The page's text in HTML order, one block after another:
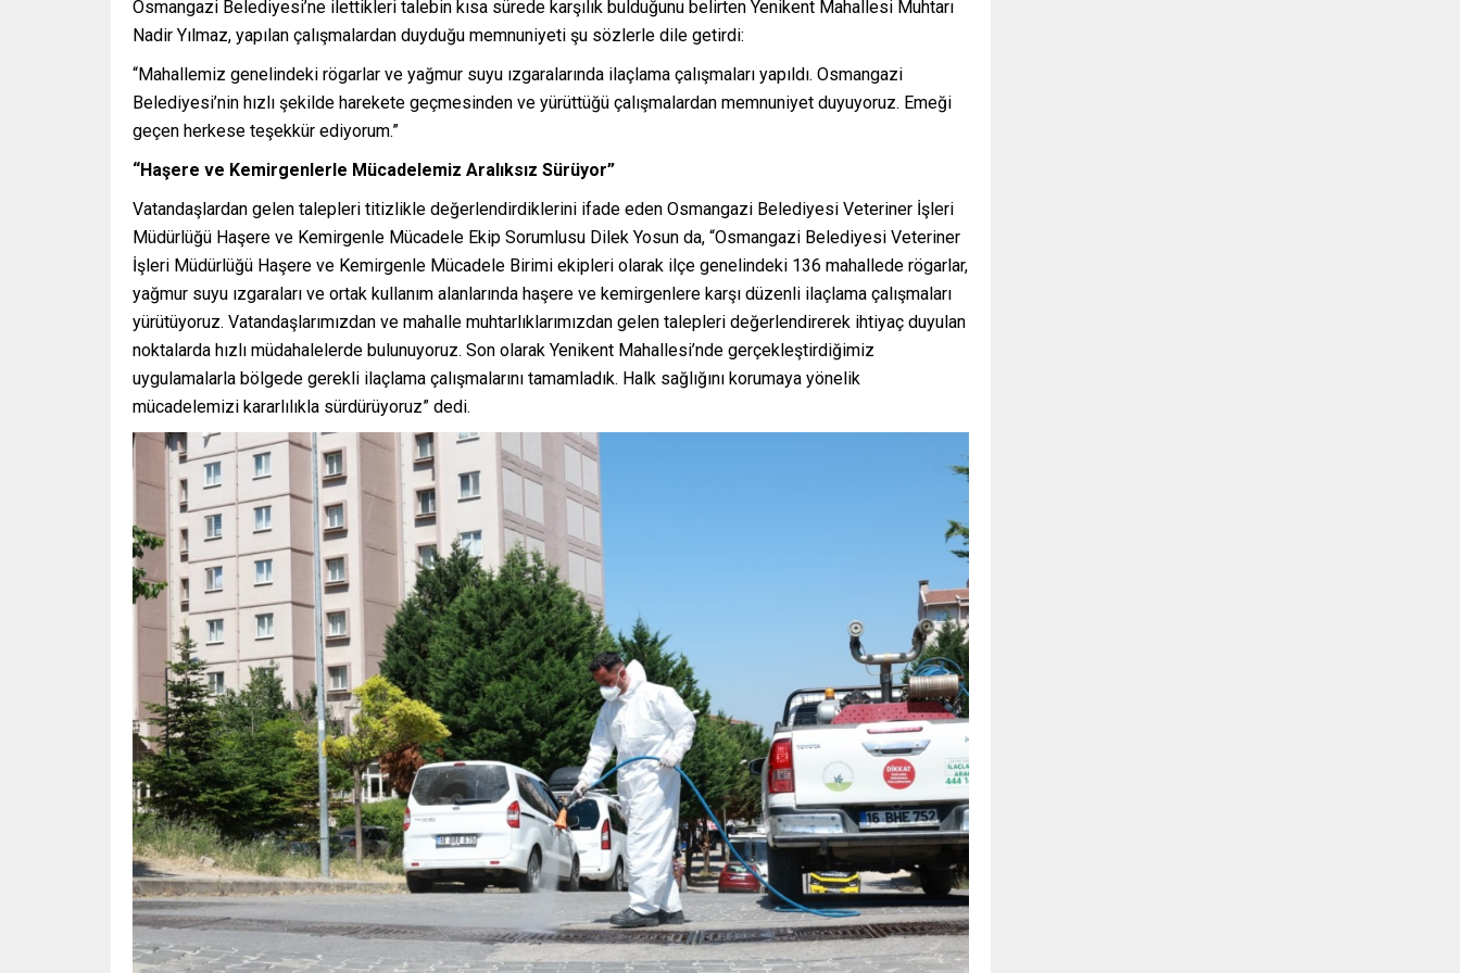
Osmangazi Belediyesi’ne ilettikleri talebin kısa sürede karşılık bulduğunu belirten Yenikent Mahallesi Muhtarı
Nadir Yılmaz, yapılan çalışmalardan duyduğu memnuniyeti şu sözlerle dile getirdi:
“Mahallemiz genelindeki rögarlar ve yağmur suyu ızgaralarında ilaçlama çalışmaları yapıldı. Osmangazi
Belediyesi’nin hızlı şekilde harekete geçmesinden ve yürüttüğü çalışmalardan memnuniyet duyuyoruz. Emeği
geçen herkese teşekkür ediyorum.”
“Haşere ve Kemirgenlerle Mücadelemiz Aralıksız Sürüyor”
Vatandaşlardan gelen talepleri titizlikle değerlendirdiklerini ifade eden Osmangazi Belediyesi Veteriner İşleri
Müdürlüğü Haşere ve Kemirgenle Mücadele Ekip Sorumlusu Dilek Yosun da, “Osmangazi Belediyesi Veteriner
İşleri Müdürlüğü Haşere ve Kemirgenle Mücadele Birimi ekipleri olarak ilçe genelindeki 136 mahallede rögarlar,
yağmur suyu ızgaraları ve ortak kullanım alanlarında haşere ve kemirgenlere karşı düzenli ilaçlama çalışmaları
yürütüyoruz. Vatandaşlarımızdan ve mahalle muhtarlıklarımızdan gelen talepleri değerlendirerek ihtiyaç duyulan
noktalarda hızlı müdahalelerde bulunuyoruz. Son olarak Yenikent Mahallesi’nde gerçekleştirdiğimiz
uygulamalarla bölgede gerekli ilaçlama çalışmalarını tamamladık. Halk sağlığını korumaya yönelik
mücadelemizi kararlılıkla sürdürüyoruz” dedi.